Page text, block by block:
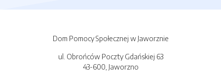
Dom Pomocy Społecznej w Jaworznie
ul. Obrońców Poczty Gdańskiej 63
43-600, Jaworzno